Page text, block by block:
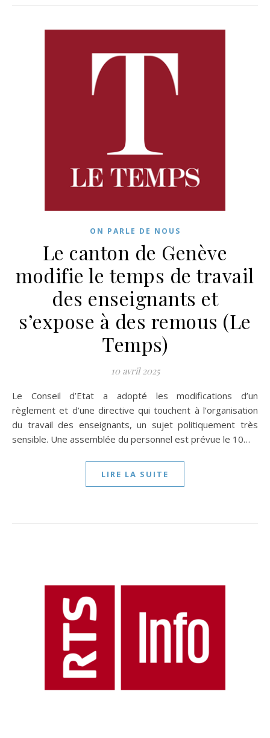
ON PARLE DE NOUS
Le canton de Genève
modifie le temps de travail
des enseignants et
s’expose à des remous (Le
Temps)
10 avril 2025
Le Conseil d’Etat a adopté les modifications d’un
règlement et d’une directive qui touchent à l’organisation
du travail des enseignants, un sujet politiquement très
sensible. Une assemblée du personnel est prévue le 10…
LIRE LA SUITE